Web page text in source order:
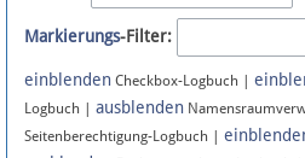
Bluesky
Facebook
Instagram
Markierungs-Filter:
einblenden Checkbox-Logbuch |
Logbuch | ausblenden
Seitenberechtigung-Logbuch |